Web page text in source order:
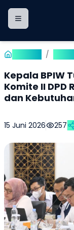
Toggle
/
Kepala BPIW
Komite II
dan
15 Juni 2026 257